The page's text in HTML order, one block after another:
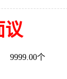
议
9999.00个